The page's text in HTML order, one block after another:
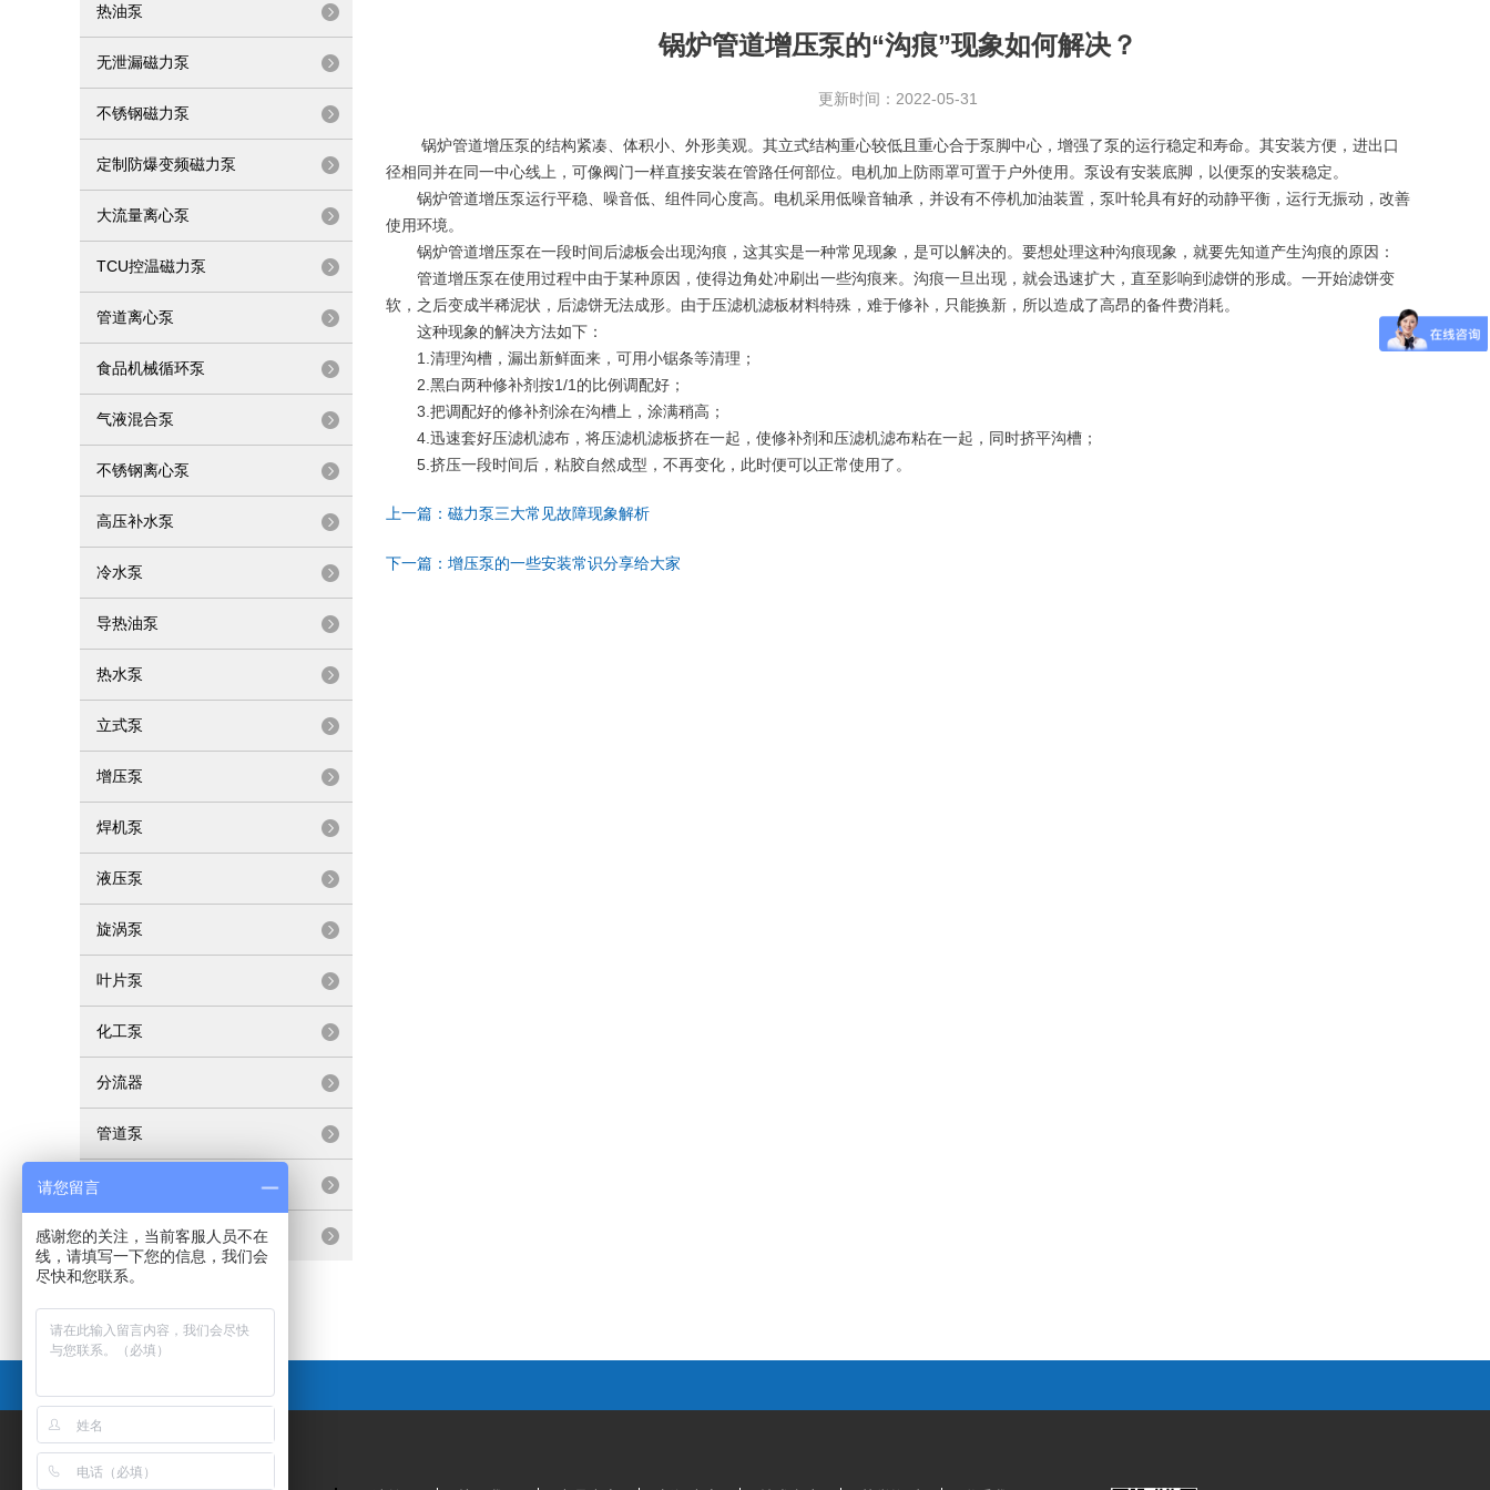
热油泵
无泄漏磁力泵
不锈钢磁力泵
定制防爆变频磁力泵
大流量离心泵
TCU控温磁力泵
管道离心泵
食品机械循环泵
气液混合泵
不锈钢离心泵
高压补水泵
冷水泵
导热油泵
热水泵
立式泵
增压泵
焊机泵
液压泵
旋涡泵
叶片泵
化工泵
分流器
管道泵
清水泵
联轴泵
锅炉管道增压泵的“沟痕”现象如何解决？
更新时间：2022-05-31
锅炉管道增压泵的结构紧凑、体积小、外形美观。其立式结构重心较低且重心合于泵脚中心，增强了泵的运行稳定和寿命。其安装方便，进出口
径相同并在同一中心线上，可像阀门一样直接安装在管路任何部位。电机加上防雨罩可置于户外使用。泵设有安装底脚，以便泵的安装稳定。
锅炉管道增压泵运行平稳、噪音低、组件同心度高。电机采用低噪音轴承，并设有不停机加油装置，泵叶轮具有好的动静平衡，运行无振动，改善
使用环境。
锅炉管道增压泵在一段时间后滤板会出现沟痕，这其实是一种常见现象，是可以解决的。要想处理这种沟痕现象，就要先知道产生沟痕的原因：
管道增压泵在使用过程中由于某种原因，使得边角处冲刷出一些沟痕来。沟痕一旦出现，就会迅速扩大，直至影响到滤饼的形成。一开始滤饼变
软，之后变成半稀泥状，后滤饼无法成形。由于压滤机滤板材料特殊，难于修补，只能换新，所以造成了高昂的备件费消耗。
这种现象的解决方法如下：
1.清理沟槽，漏出新鲜面来，可用小锯条等清理；
2.黑白两种修补剂按1/1的比例调配好；
3.把调配好的修补剂涂在沟槽上，涂满稍高；
4.迅速套好压滤机滤布，将压滤机滤板挤在一起，使修补剂和压滤机滤布粘在一起，同时挤平沟槽；
5.挤压一段时间后，粘胶自然成型，不再变化，此时便可以正常使用了。
上一篇： 磁力泵三大常见故障现象解析
下一篇： 增压泵的一些安装常识分享给大家
请您留言
感谢您的关注，当前客服人员不在
线，请填写一下您的信息，我们会
尽快和您联系。